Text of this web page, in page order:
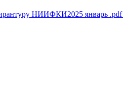
НИИФКИ2025 январь .pdf